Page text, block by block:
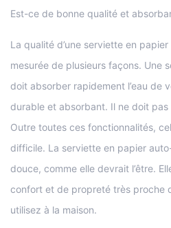
Est-ce de bonne qualité et
La qualité d’une serviette en
mesurée de plusieurs façons. Une
doit absorber rapidement l’eau de
durable et absorbant. Il ne doit pas
Outre toutes ces fonctionnalités,
difficile. La serviette en papier
douce, comme elle devrait l’être.
confort et de propreté très proche
utilisez à la maison.